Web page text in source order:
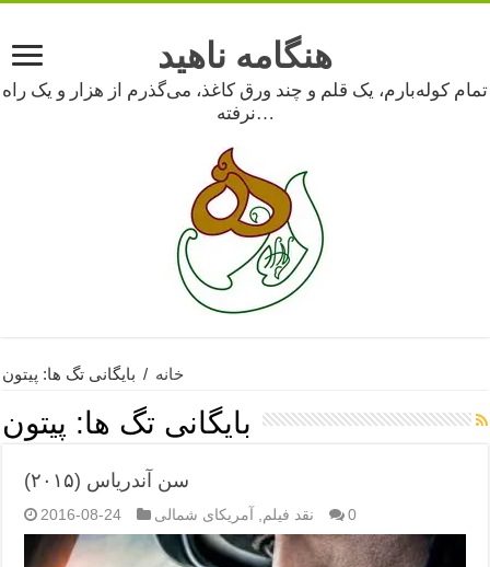
هنگامه ناهید
تمام کوله‌بارم، یک قلم و چند ورق کاغذ، می‌گذرم از هزار و یک راه
نرفته…
خانه / بایگانی تگ ها: پیتون
بایگانی تگ ها: پیتون
سن آندریاس (۲۰۱۵)
2016-08-24 نقد فیلم آمریکای شمالی 0